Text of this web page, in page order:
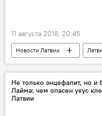
11 августа 2018, 20:45
Новости Латвии
вода
Не только энцефалит, но и
Лайма: чем опасен укус
Латвии